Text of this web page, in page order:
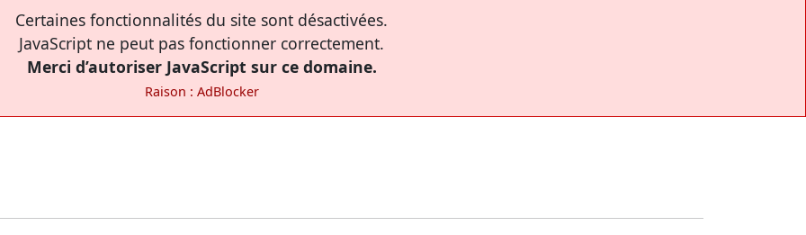
Certaines fonctionnalités du site sont désactivées.
JavaScript ne peut pas fonctionner correctement.
Merci d’autoriser JavaScript sur ce domaine.
Raison : AdBlocker